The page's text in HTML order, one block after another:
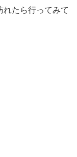
れたら行ってみて